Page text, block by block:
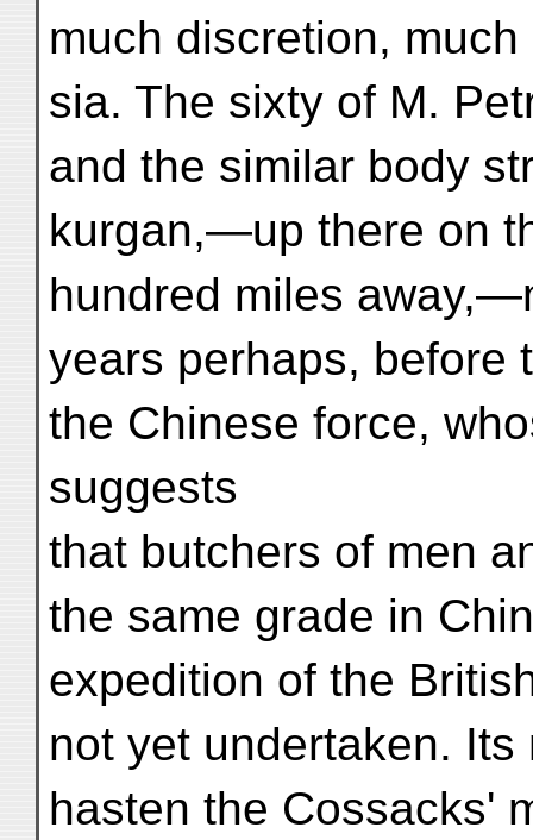
much discretion,
sia. The sixty of M.
and the similar body
kurgan,—up there on
hundred miles
years perhaps, before
the Chinese force,
suggests
that butchers of men
the same grade in
expedition of the
not yet undertaken.
hasten the Cossacks'